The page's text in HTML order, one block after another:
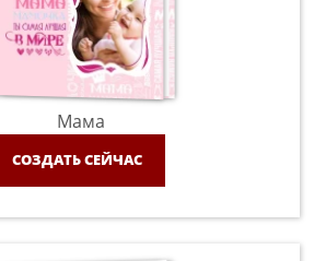
Мама
СОЗДАТЬ СЕЙЧАС